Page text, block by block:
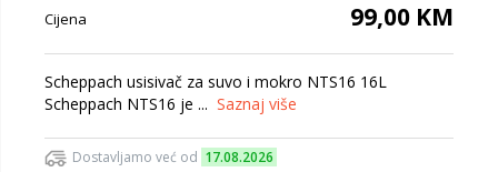
Cijena 99,00 KM
Scheppach usisivač za suvo i mokro NTS16 16L
Scheppach NTS16 je ... Saznaj više
Dostavljamo već od 17.08.2026